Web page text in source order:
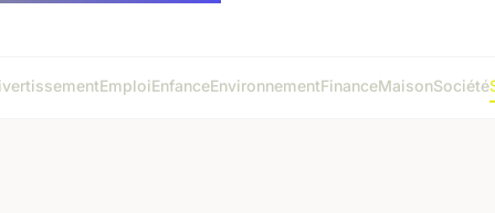
EmploiEnfanceEnvironnementFinanceMaisonSociété